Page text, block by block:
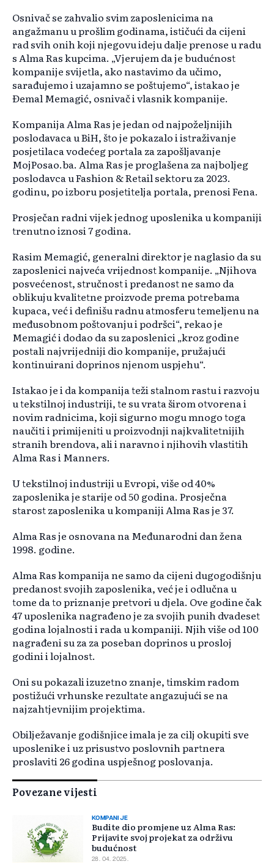
Osnivač se zahvalio svim zaposlenicima na
angažmanu u prošlim godinama, ističući da cijeni
rad svih onih koji njegovu ideju dalje prenose u radu
s Alma Ras kupcima. „Vjerujem da je budućnost
kompanije svijetla, ako nastavimo da učimo,
sarađujemo i uzajamno se poštujemo“, istakao je
Đemal Memagić, osnivač i vlasnik kompanije.
Kompanija Alma Ras je jedan od najpoželjnijih
poslodavaca u BiH, što je pokazalo i istraživanje
posjetilaca vodećeg portala za zapošljavanje
MojPosao.ba. Alma Ras je proglašena za najboljeg
poslodavca u Fashion & Retail sektoru za 2023.
godinu, po izboru posjetitelja portala, prenosi Fena.
Prosječan radni vijek jednog uposlenika u kompaniji
trenutno iznosi 7 godina.
Rasim Memagić, generalni direktor je naglasio da su
zaposlenici najveća vrijednost kompanije. „Njihova
posvećenost, stručnost i predanost ne samo da
oblikuju kvalitetne proizvode prema potrebama
kupaca, već i definišu radnu atmosferu temeljenu na
međusobnom poštovanju i podršci“, rekao je
Memagić i dodao da su zaposlenici „kroz godine
postali najvrijedniji dio kompanije, pružajući
kontinuirani doprinos njenom uspjehu“.
Istakao je i da kompanija teži stalnom rastu i razvoju
u tekstilnoj industriji, te su vrata širom otvorena i
novim radnicima, koji sigurno mogu mnogo toga
naučiti i primijeniti u proizvodnji najkvalitetnijih
stranih brendova, ali i naravno i njihovih vlastitih
Alma Ras i Manners.
U tekstilnoj industriji u Evropi, više od 40%
zaposlenika je starije od 50 godina. Prosječna
starost zaposlenika u kompaniji Alma Ras je 37.
Alma Ras je osnovana na Međunarodni dan žena
1998. godine.
Alma Ras kompanija ne samo da cijeni dugogodišnju
predanost svojih zaposlenika, već je i odlučna u
tome da to priznanje pretvori u djela. Ove godine čak
47 uposlenika nagrađeno je za svojih punih dvadeset
godina lojalnosti i rada u kompaniji. Njih više od 100
nagrađeni su za za poseban doprinos u prosloj
godini i lojalnost.
Oni su pokazali izuzetno znanje, timskim radom
postižući vrhunske rezultate angazujući se na
najzahtjevnijim projektima.
Obilježavanje godišnjice imala je za cilj okupiti sve
uposlenike i uz prisustvo poslovnih partnera
proslaviti 26 godina uspješnog poslovanja.
Povezane vijesti
KOMPANIJE
Budite dio promjene uz Alma Ras:
Prijavite svoj projekat za održivu
budućnost
28. 04. 2025.